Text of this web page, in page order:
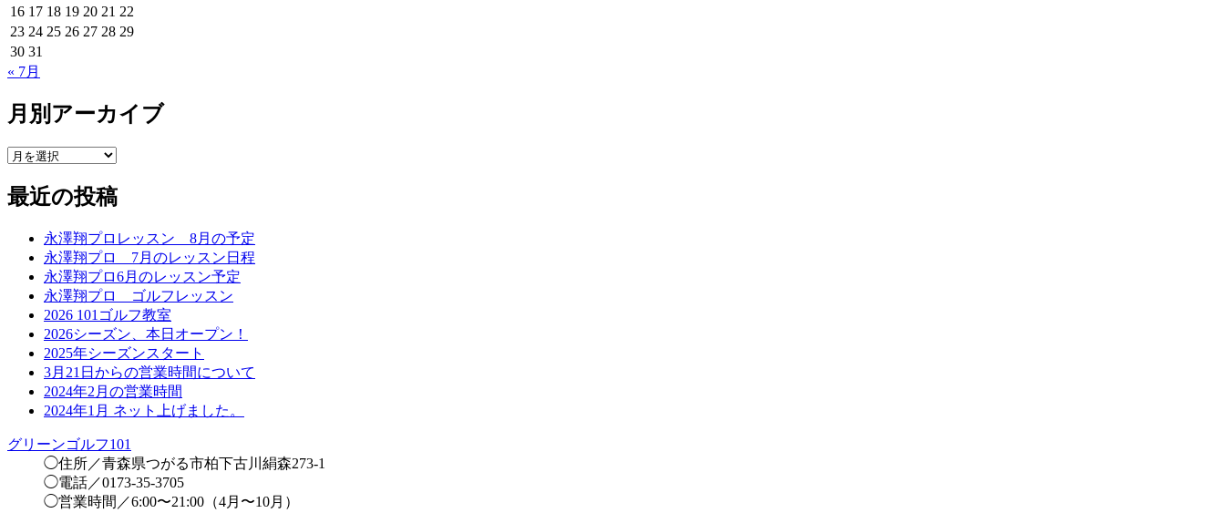
16 17 18 19 20 21 22
23 24 25 26 27 28 29
30 31
« 7月
月別アーカイブ
最近の投稿
永澤翔プロレッスン 8月の予定
永澤翔プロ 7月のレッスン日程
永澤翔プロ6月のレッスン予定
永澤翔プロ ゴルフレッスン
2026 101ゴルフ教室
2026シーズン、本日オープン！
2025年シーズンスタート
3月21日からの営業時間について
2024年2月の営業時間
2024年1月 ネット上げました。
グリーンゴルフ101
◯住所／青森県つがる市柏下古川絹森273-1
◯電話／0173-35-3705
◯営業時間／6:00〜21:00（4月〜10月）